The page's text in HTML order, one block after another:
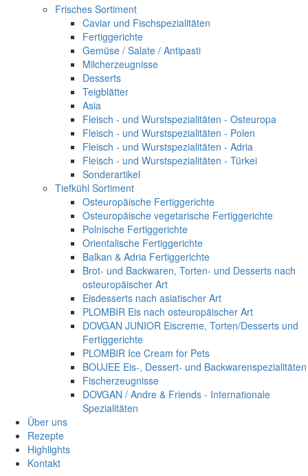
Frisches Sortiment
Caviar und Fischspezialitäten
Fertiggerichte
Gemüse / Salate / Antipasti
Milcherzeugnisse
Desserts
Teigblätter
Asia
Fleisch - und Wurstspezialitäten - Osteuropa
Fleisch - und Wurstspezialitäten - Polen
Fleisch - und Wurstspezialitäten - Adria
Fleisch - und Wurstspezialitäten - Türkei
Sonderartikel
Tiefkühl Sortiment
Osteuropäische Fertiggerichte
Osteuropäische vegetarische Fertiggerichte
Polnische Fertiggerichte
Orientalische Fertiggerichte
Balkan & Adria Fertiggerichte
Brot- und Backwaren, Torten- und Desserts nach
osteuropäischer Art
Eisdesserts nach asiatischer Art
PLOMBIR Eis nach osteuropäischer Art
DOVGAN JUNIOR Eiscreme, Torten/Desserts und
Fertiggerichte
PLOMBIR Ice Cream for Pets
BOUJEE Eis-, Dessert- und Backwarenspezialitäten
Fischerzeugnisse
DOVGAN / Andre & Friends - Internationale
Spezialitäten
Über uns
Rezepte
Highlights
Kontakt